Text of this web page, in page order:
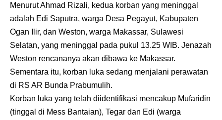
Menurut Ahmad Rizali, kedua korban yang meninggal
adalah Edi Saputra, warga Desa Pegayut, Kabupaten
Ogan Ilir, dan Weston, warga Makassar, Sulawesi
Selatan, yang meninggal pada pukul 13.25 WIB. Jenazah
Weston rencananya akan dibawa ke Makassar.
Sementara itu, korban luka sedang menjalani perawatan
di RS AR Bunda Prabumulih.
Korban luka yang telah diidentifikasi mencakup Mufaridin
(tinggal di Mess Bantaian), Tegar dan Edi (warga